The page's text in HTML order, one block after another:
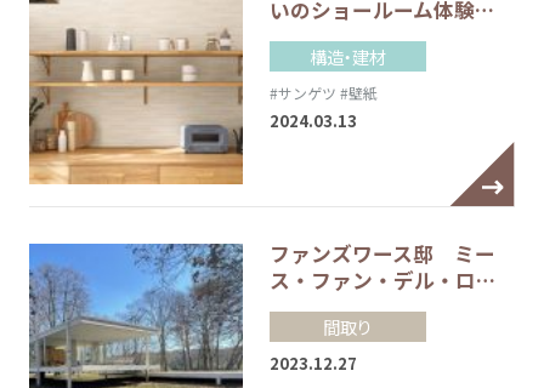
いのショールーム体験…
構造・建材
#サンゲツ #壁紙
2024.03.13
ファンズワース邸 ミー
ス・ファン・デル・ロ…
間取り
2023.12.27